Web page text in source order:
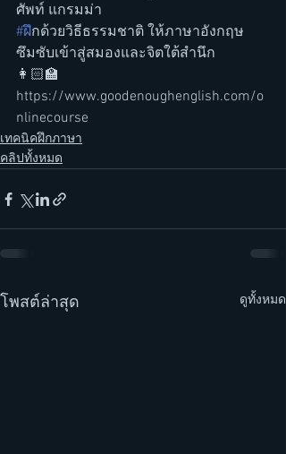
ศัพท์ แกรมม่า
#ฝึกด้วยวิธีธรรมชาติ ให้ภาษาอังกฤษ
ซึมซับเข้าสู่สมองและจิตใต้สำนึก
👩🏻‍🏫
https://www.goodenoughenglish.com/o
nlinecourse
เทคนิคฝึกภาษา
คลิปทั้งหมด
โพสต์ล่าสุด ดูทั้งหมด